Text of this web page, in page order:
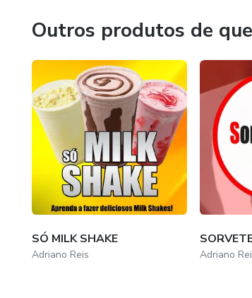
Outros produtos de
SÓ MILK SHAKE
Adriano Reis Adriano